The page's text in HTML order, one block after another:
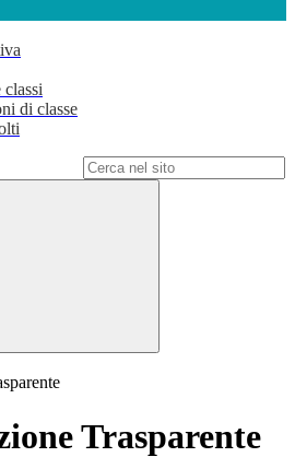
di classe
Trasparente